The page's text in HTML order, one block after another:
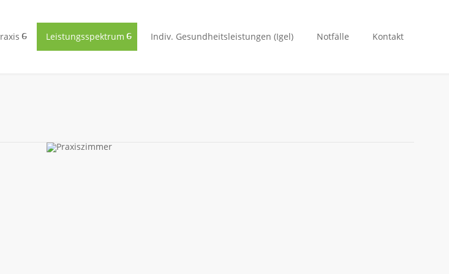
Leistungsspektrum Indiv. Gesundheitsleistungen (Igel) Notfälle Kontakt